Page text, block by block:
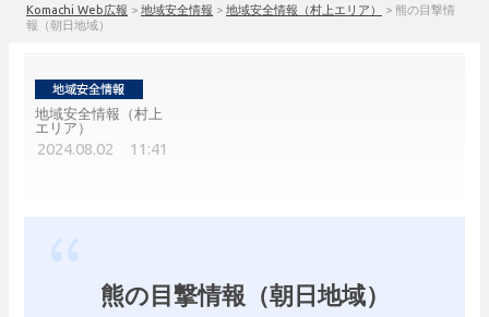
Komachi Web広報 > 地域安全情報 > 地域安全情報（村上エリア） > 熊の目撃情
報（朝日地域）
地域安全情報（村上
エリア）
2024.08.02 11:41
熊の目撃情報（朝日地域）